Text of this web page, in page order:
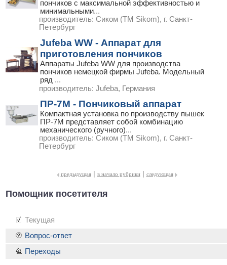
пончиков с максимальной эффективностью и
минимальными...
производитель: Сиком (ТМ Sikom), г. Санкт-
Петербург
Jufeba WW - Аппарат для
приготовления пончиков
Аппараты Jufeba WW для производства
пончиков немецкой фирмы Jufeba. Модельный
ряд ...
производитель: Jufeba, Германия
ПР-7М - Пончиковый аппарат
Компактная установка по производству пышек
ПР-7М представляет собой комбинацию
механического (ручного)...
производитель: Сиком (ТМ Sikom), г. Санкт-
Петербург
предыдущая | в начало рубрики | следующая
Помощник посетителя
Текущая
Вопрос-ответ
Переходы